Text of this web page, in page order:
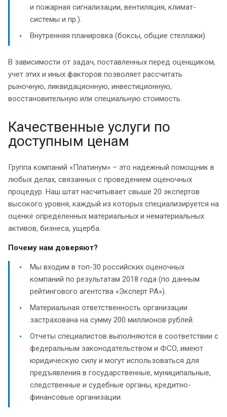
и пожарная сигнализации, вентиляция, климат-
системы и пр.).
Внутренняя планировка (боксы, общие стеллажи).
В зависимости от задач, поставленных перед оценщиком,
учет этих и иных факторов позволяет рассчитать
рыночную, ликвидационную, инвестиционную,
восстановительную или специальную стоимость.
Качественные услуги по
доступным ценам
Группа компаний «Платинум» – это надежный помощник в
любых делах, связанных с проведением оценочных
процедур. Наш штат насчитывает свыше 20 экспертов
высокого уровня, каждый из которых специализируется на
оценке определенных материальных и нематериальных
активов, бизнеса, ущерба.
Почему нам доверяют?
Мы входим в топ-30 российских оценочных
компаний по результатам 2018 года (по данным
рейтингового агентства «Эксперт РА»).
Материальная ответственность организации
застрахована на сумму 200 миллионов рублей.
Отчеты специалистов выполняются в соответствии с
федеральным законодательством и ФСО, имеют
юридическую силу и могут использоваться для
предъявления в государственные, муниципальные,
следственные и судебные органы, кредитно-
финансовые организации.